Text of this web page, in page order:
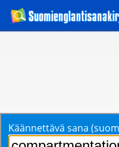
Käännettävä sana